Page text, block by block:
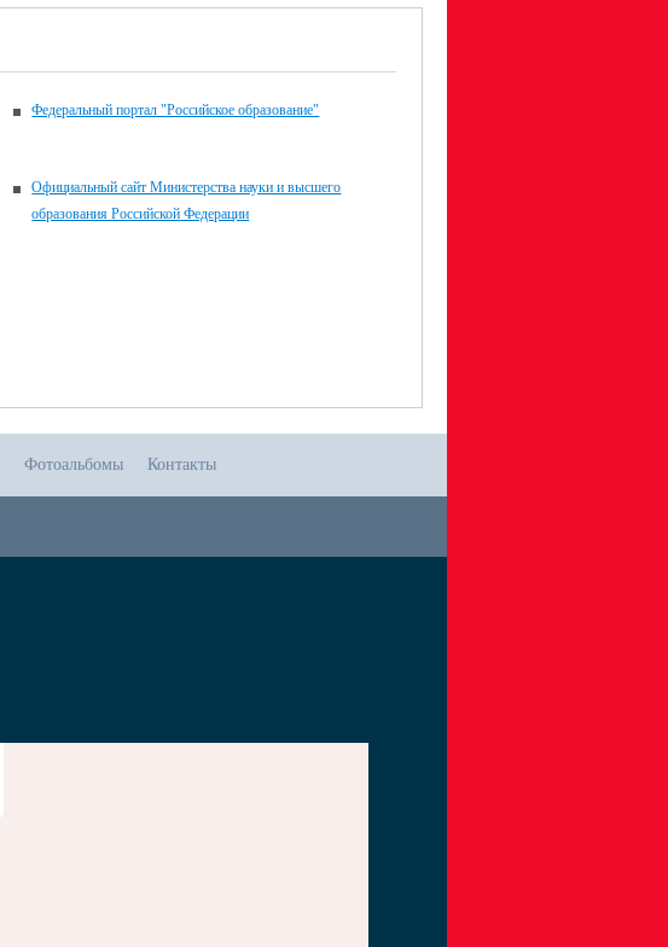
Федеральный портал "Российское образование"
Официальный сайт Министерства науки и высшего
образования Российской Федерации
Фотоальбомы Контакты